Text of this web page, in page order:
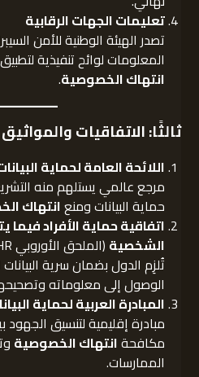
تعليمات الجهات الرقابية
تصدر الهيئة الوطنية للأمن
المعلومات لوائح تنفيذية
انتهاك الخصوصية.
ثالثًا: الاتفاقيات
اللائحة العامة لحماية
مرجع عالمي يستلهم منه
حماية البيانات ومنعانتهاك
اتفاقية حماية الأفراد فيما
الشخصية (الملحق الأوروبي ECHR)
تُلزِم الدول بضمان سرية
الوصول إلى معلوماته
المبادرة العربية لحماية
مبادرة إقليمية لتنسيق
مكافحةانتهاك الخصوصية
الممارسات.